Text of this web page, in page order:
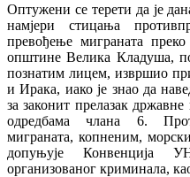
Оптужени се терети да је
намјери стицања
превођење миграната
општине Велика Кладуша,
познатим лицем, извршио
и Ирака, иако је знао да
за законит прелазак
одредбама члана 6.
миграната, копненим,
допуњује Конвенција
организованог криминала,